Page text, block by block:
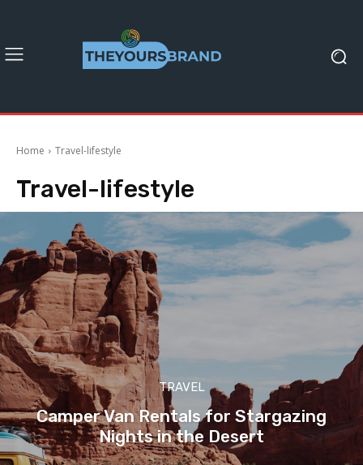
Home Travel-lifestyle
Travel-lifestyle
TRAVEL
Camper Van Rentals for Stargazing
Nights in the Desert